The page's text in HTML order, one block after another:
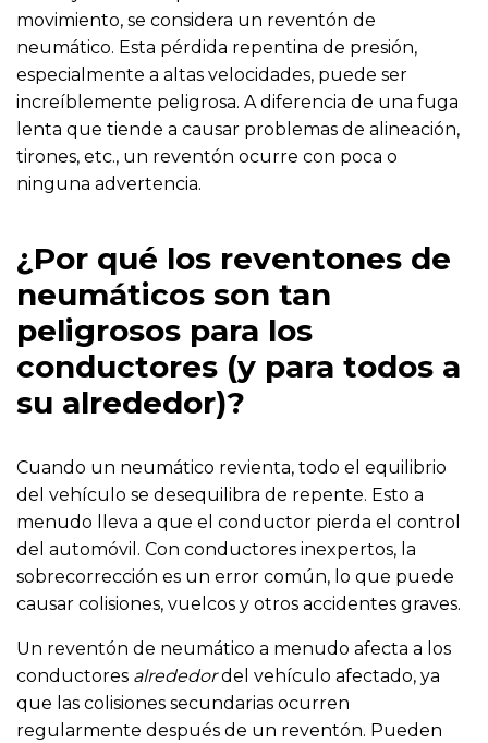
movimiento, se considera un reventón de
neumático. Esta pérdida repentina de presión,
especialmente a altas velocidades, puede ser
increíblemente peligrosa. A diferencia de una fuga
lenta que tiende a causar problemas de alineación,
tirones, etc., un reventón ocurre con poca o
ninguna advertencia.
¿Por qué los reventones de
neumáticos son tan
peligrosos para los
conductores (y para todos a
su alrededor)?
Cuando un neumático revienta, todo el equilibrio
del vehículo se desequilibra de repente. Esto a
menudo lleva a que el conductor pierda el control
del automóvil. Con conductores inexpertos, la
sobrecorrección es un error común, lo que puede
causar colisiones, vuelcos y otros accidentes graves.
Un reventón de neumático a menudo afecta a los
conductores alrededordel vehículo afectado, ya
que las colisiones secundarias ocurren
regularmente después de un reventón. Pueden